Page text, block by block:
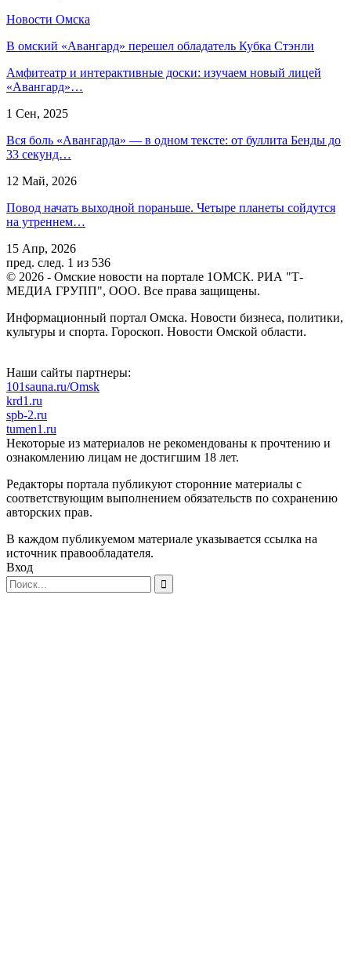
Новости Омска
В омский «Авангард» перешел обладатель Кубка Стэнли
Амфитеатр и интерактивные доски: изучаем новый лицей
«Авангард»…
1 Сен, 2025
Вся боль «Авангарда» — в одном тексте: от буллита Бенды до
33 секунд…
12 Май, 2026
Повод начать выходной пораньше. Четыре планеты сойдутся
на утреннем…
15 Апр, 2026
пред. след. 1 из 536
© 2026 - Омские новости на портале 1ОМСК. РИА "Т-
МЕДИА ГРУПП", ООО. Все права защищены.
Информационный портал Омска. Новости бизнеса, политики,
культуры и спорта. Гороскоп. Новости Омской области.
Наши сайты партнеры:
101sauna.ru/Omsk
krd1.ru
spb-2.ru
tumen1.ru
Некоторые из материалов не рекомендованы к прочтению и
ознакомлению лицам не достигшим 18 лет.
Редакторы портала публикуют сторонние материалы с
соответствующим выполнением обязательств по сохранению
авторских прав.
В каждом публикуемом материале указывается ссылка на
источник правообладателя.
Вход